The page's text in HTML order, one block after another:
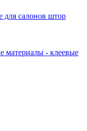
для салонов штор
материалы - клеевые